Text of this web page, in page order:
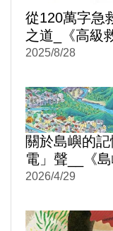
從120萬字急
之道_《高級
2025/8/28
關於島嶼的
電」聲__《
旅讀》
2026/4/29